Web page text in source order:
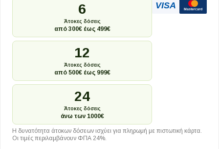
6
Άτοκες δόσεις
από 300€ έως 499€
12
Άτοκες δόσεις
από 500€ έως 999€
24
Άτοκες δόσεις
άνω των 1000€
VISA Mastercard
Η δυνατότητα άτοκων δόσεων ισχύει για πληρωμή με πιστωτική κάρτα.
Οι τιμές περιλαμβάνουν ΦΠΑ 24%.